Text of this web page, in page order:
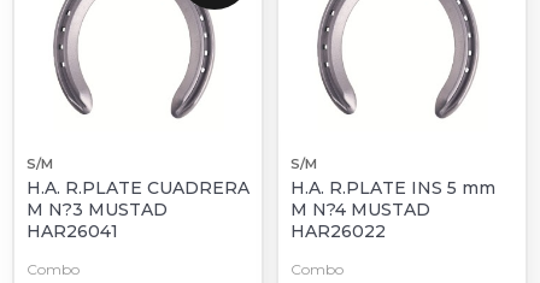
S/M
H.A. R.PLATE CUADRERA
M N?3 MUSTAD
HAR26041
Combo
S/M
H.A. R.PLATE INS 5 mm
M N?4 MUSTAD
HAR26022
Combo